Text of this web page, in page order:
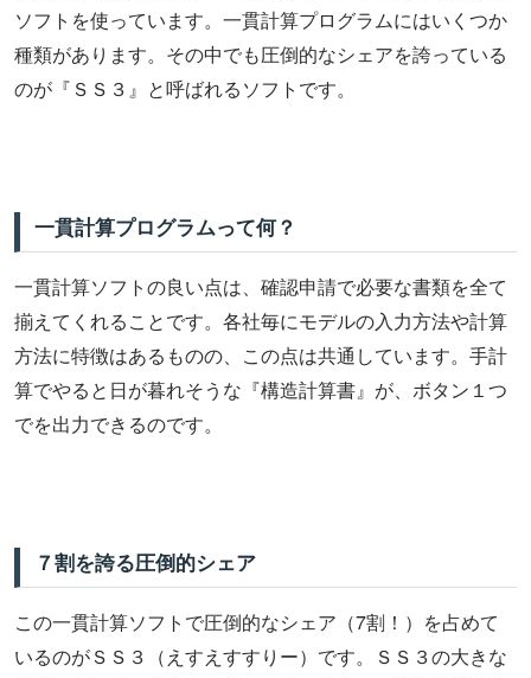
ソフトを使っています。一貫計算プログラムにはいくつか
種類があります。その中でも圧倒的なシェアを誇っている
のが『ＳＳ３』と呼ばれるソフトです。
一貫計算プログラムって何？
一貫計算ソフトの良い点は、確認申請で必要な書類を全て
揃えてくれることです。各社毎にモデルの入力方法や計算
方法に特徴はあるものの、この点は共通しています。手計
算でやると日が暮れそうな『構造計算書』が、ボタン１つ
でを出力できるのです。
７割を誇る圧倒的シェア
この一貫計算ソフトで圧倒的なシェア（7割！）を占めて
いるのがＳＳ３（えすえすすりー）です。ＳＳ３の大きな